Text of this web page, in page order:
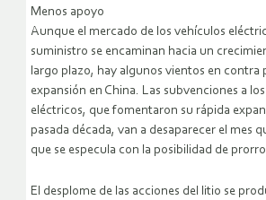
Menos apoyo
Aunque el mercado de los vehículos
suministro se encaminan hacia un
largo plazo, hay algunos vientos en contra
expansión en China. Las subvenciones a
eléctricos, que fomentaron su rápida
pasada década, van a desaparecer el mes
que se especula con la posibilidad de
El desplome de las acciones del litio se